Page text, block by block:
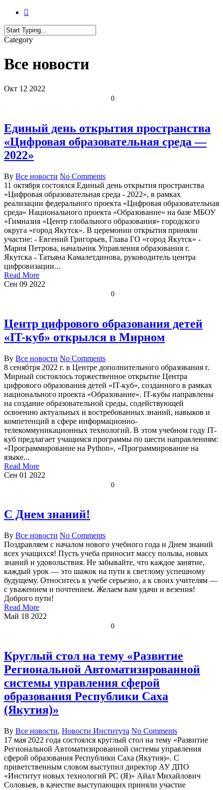
Category
Все новости
Окт 12 2022
0
Единый день открытия пространства
«Цифровая образовательная среда —
2022»
By Все новости No Comments
11 октября состоялся Единый день открытия пространства
«Цифровая образовательная среда - 2022», в рамках
реализации федерального проекта «Цифровая образовательная
среда» Национального проекта «Образование» на базе МБОУ
«Гимназия «Центр глобального образования» городского
округа «город Якутск». В церемонии открытия приняли
участие: - Евгений Григорьев, Глава ГО «город Якутск» -
Мария Петрова, начальник Управления образования г.
Якутска - Татьяна Камалетдинова, руководитель центра
цифровизации...
Read More
Сен 09 2022
0
Центр цифрового образования детей
«IT-куб» открылся в Мирном
By Все новости No Comments
8 сенябтря 2022 г. в Центре дополнительного образования г.
Мирный состоялось торжественное открытие Центра
цифрового образования детей «IT-куб», созданного в рамках
национального проекта «Образование». IT-кубы направлены
на создание образовательной среды, содействующей
освоению актуальных и востребованных знаний, навыков и
компетенций в сфере информационно-
телекоммуникационных технологий. В этом учебном году IT-
куб предлагает учащимся программы по шести направлениям:
«Программирование на Python», «Программирование на
языке...
Read More
Сен 01 2022
0
С Днем знаний!
By Все новости No Comments
Поздравляем с началом нового учебного года и Днем знаний
всех учащихся! Пусть учеба приносит массу пользы, новых
знаний и удовольствия. Не забывайте, что каждое занятие,
каждый урок — это шажок на пути к светлому успешному
будущему. Относитесь к учебе серьезно, а к своих учителям —
с уважением и почтением. Желаем вам удачи и везения!
Доброго пути!
Read More
Май 18 2022
0
Круглый стол на тему «Развитие
Региональной Автоматизированной
системы управления сферой
образования Республики Саха
(Якутия)»
By Все новости, Новости Института No Comments
17 мая 2022 года состоялся круглый стол на тему «Развитие
Региональной Автоматизированной системы управления
сферой образования Республики Саха (Якутия)». С
приветственным словом выступил директор АУ ДПО
«Институт новых технологий РС (Я)» Айал Михайлович
Соловьев, в качестве выступающих приняли участие